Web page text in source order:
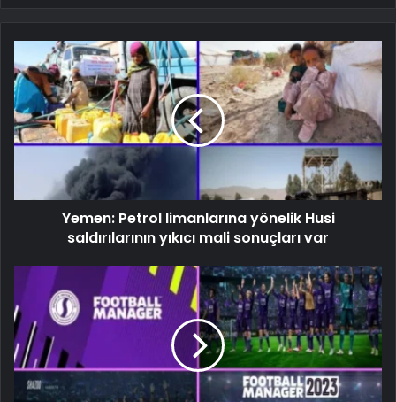
Yemen: Petrol limanlarına yönelik Husi
saldırılarının yıkıcı mali sonuçları var